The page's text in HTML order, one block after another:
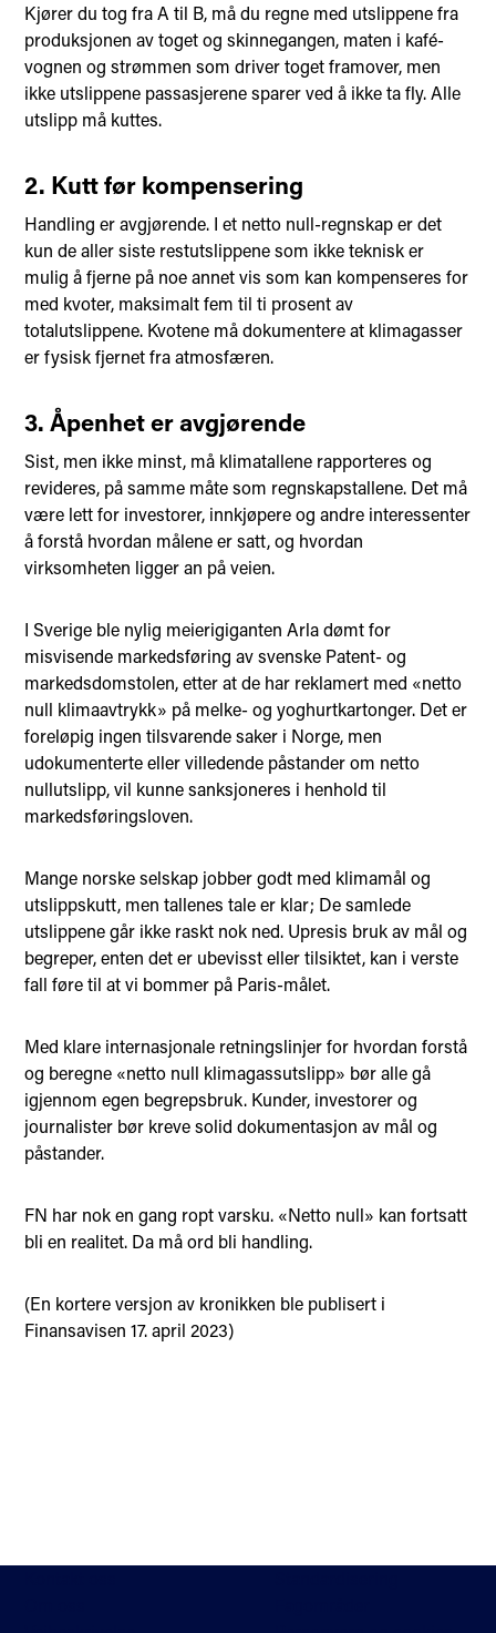
Kjører du tog fra A til B, må du regne med utslippene fra
produksjonen av toget og skinnegangen, maten i kafé-
vognen og strømmen som driver toget framover, men
ikke utslippene passasjerene sparer ved å ikke ta fly. Alle
utslipp må kuttes.
2. Kutt før kompensering
Handling er avgjørende. I et netto null-regnskap er det
kun de aller siste restutslippene som ikke teknisk er
mulig å fjerne på noe annet vis som kan kompenseres for
med kvoter, maksimalt fem til ti prosent av
totalutslippene. Kvotene må dokumentere at klimagasser
er fysisk fjernet fra atmosfæren.
3. Åpenhet er avgjørende
Sist, men ikke minst, må klimatallene rapporteres og
revideres, på samme måte som regnskapstallene. Det må
være lett for investorer, innkjøpere og andre interessenter
å forstå hvordan målene er satt, og hvordan
virksomheten ligger an på veien.
I Sverige ble nylig meierigiganten Arla dømt for
misvisende markedsføring av svenske Patent- og
markedsdomstolen, etter at de har reklamert med «netto
null klimaavtrykk» på melke- og yoghurtkartonger. Det er
foreløpig ingen tilsvarende saker i Norge, men
udokumenterte eller villedende påstander om netto
nullutslipp, vil kunne sanksjoneres i henhold til
markedsføringsloven.
Mange norske selskap jobber godt med klimamål og
utslippskutt, men tallenes tale er klar; De samlede
utslippene går ikke raskt nok ned. Upresis bruk av mål og
begreper, enten det er ubevisst eller tilsiktet, kan i verste
fall føre til at vi bommer på Paris-målet.
Med klare internasjonale retningslinjer for hvordan forstå
og beregne «netto null klimagassutslipp» bør alle gå
igjennom egen begrepsbruk. Kunder, investorer og
journalister bør kreve solid dokumentasjon av mål og
påstander.
FN har nok en gang ropt varsku. «Netto null» kan fortsatt
bli en realitet. Da må ord bli handling.
(En kortere versjon av kronikken ble publisert i
Finansavisen 17. april 2023)